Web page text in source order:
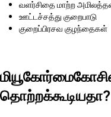
வளர்சிதை மாற்ற
ஊட்டச்சத்து குறைபாடு
குறைப்பிரசவ குழந்தைகள்
தொற்றக்கூடியதா?